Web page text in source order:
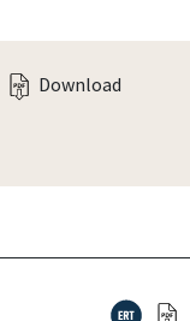
Download